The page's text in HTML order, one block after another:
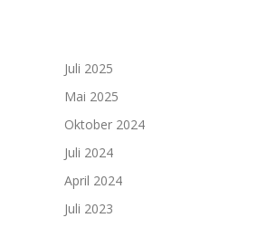
Juli 2025
Mai 2025
Oktober 2024
Juli 2024
April 2024
Juli 2023